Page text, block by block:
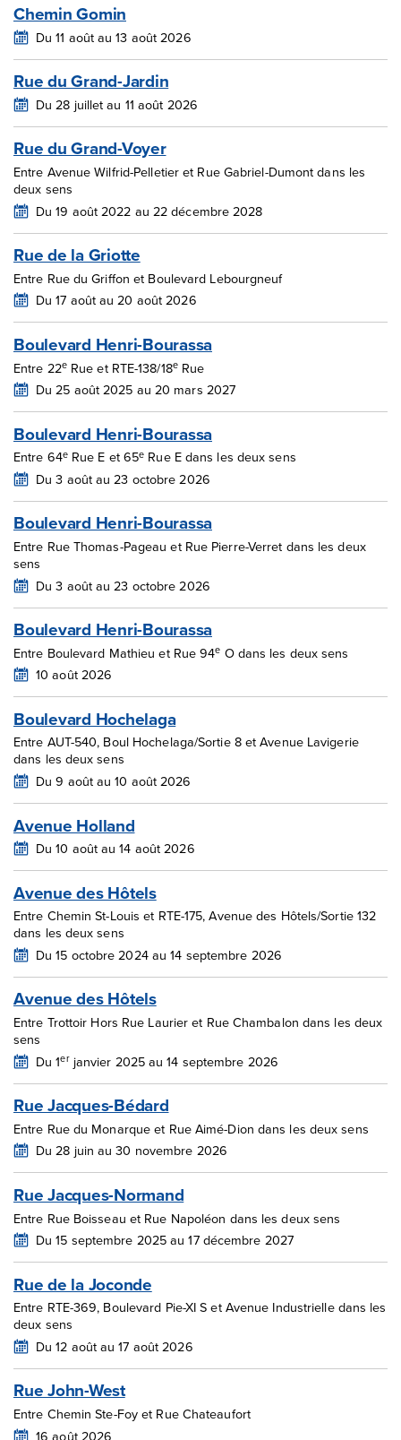
Chemin Gomin
Du 11 août au 13 août 2026
Rue du Grand-Jardin
Du 28 juillet au 11 août 2026
Rue du Grand-Voyer
Entre Avenue Wilfrid-Pelletier et Rue Gabriel-Dumont dans les
deux sens
Du 19 août 2022 au 22 décembre 2028
Rue de la Griotte
Entre Rue du Griffon et Boulevard Lebourgneuf
Du 17 août au 20 août 2026
Boulevard Henri-Bourassa
Entre 22eRue et RTE-138/18eRue
Du 25 août 2025 au 20 mars 2027
Boulevard Henri-Bourassa
Entre 64eRue E et 65e Rue E dans les deux sens
Du 3 août au 23 octobre 2026
Boulevard Henri-Bourassa
Entre Rue Thomas-Pageau et Rue Pierre-Verret dans les deux
sens
Du 3 août au 23 octobre 2026
Boulevard Henri-Bourassa
Entre Boulevard Mathieu et Rue 94e O dans les deux sens
10 août 2026
Boulevard Hochelaga
Entre AUT-540, Boul Hochelaga/Sortie 8 et Avenue Lavigerie
dans les deux sens
Du 9 août au 10 août 2026
Avenue Holland
Du 10 août au 14 août 2026
Avenue des Hôtels
Entre Chemin St-Louis et RTE-175, Avenue des Hôtels/Sortie 132
dans les deux sens
Du 15 octobre 2024 au 14 septembre 2026
Avenue des Hôtels
Entre Trottoir Hors Rue Laurier et Rue Chambalon dans les deux
sens
Du 1erjanvier 2025 au 14 septembre 2026
Rue Jacques-Bédard
Entre Rue du Monarque et Rue Aimé-Dion dans les deux sens
Du 28 juin au 30 novembre 2026
Rue Jacques-Normand
Entre Rue Boisseau et Rue Napoléon dans les deux sens
Du 15 septembre 2025 au 17 décembre 2027
Rue de la Joconde
Entre RTE-369, Boulevard Pie-XI S et Avenue Industrielle dans les
deux sens
Du 12 août au 17 août 2026
Rue John-West
Entre Chemin Ste-Foy et Rue Chateaufort
16 août 2026